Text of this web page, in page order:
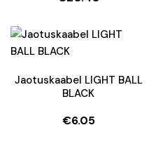
Jaotuskaabel LIGHT BALL
BLACK
€6.05